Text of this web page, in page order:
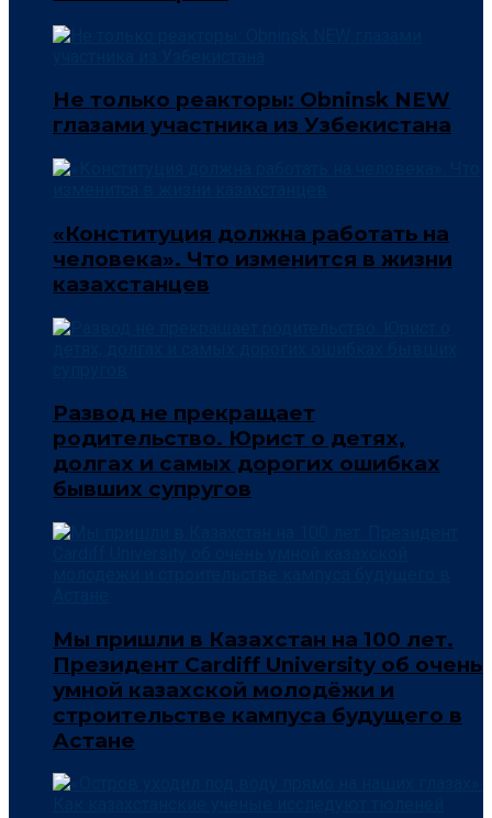
Не только реакторы: Obninsk NEW
глазами участника из Узбекистана
«Конституция должна работать на
человека». Что изменится в жизни
казахстанцев
Развод не прекращает
родительство. Юрист о детях,
долгах и самых дорогих ошибках
бывших супругов
Мы пришли в Казахстан на 100 лет.
Президент Cardiff University об очень
умной казахской молодёжи и
строительстве кампуса будущего в
Астане